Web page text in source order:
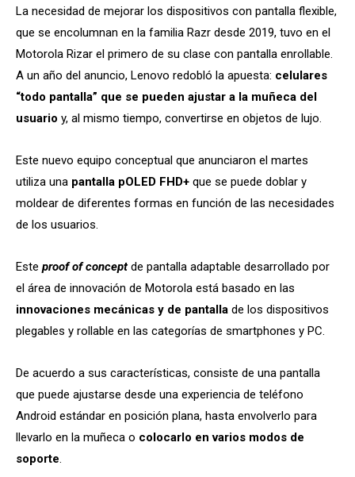
La necesidad de mejorar los dispositivos con pantalla flexible,
que se encolumnan en la familia Razr desde 2019, tuvo en el
Motorola Rizar el primero de su clase con pantalla enrollable.
A un año del anuncio, Lenovo redobló la apuesta: celulares
“todo pantalla” que se pueden ajustar a la muñeca del
usuario y, al mismo tiempo, convertirse en objetos de lujo.
Este nuevo equipo conceptual que anunciaron el martes
utiliza una pantalla pOLED FHD+ que se puede doblar y
moldear de diferentes formas en función de las necesidades
de los usuarios.
Este proof of conceptde pantalla adaptable desarrollado por
el área de innovación de Motorola está basado en las
innovaciones mecánicas y de pantalla de los dispositivos
plegables y rollable en las categorías de smartphones y PC.
De acuerdo a sus características, consiste de una pantalla
que puede ajustarse desde una experiencia de teléfono
Android estándar en posición plana, hasta envolverlo para
llevarlo en la muñeca o colocarlo en varios modos de
soporte.